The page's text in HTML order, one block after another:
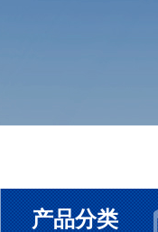
产品分类